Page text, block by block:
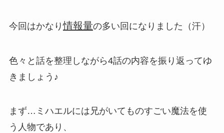
今回はかなり情報量の多い回になりました（汗）
色々と話を整理しながら4話の内容を振り返ってゆ
きましょう♪
まず…ミハエルには兄がいてものすごい魔法を使
う人物であり、